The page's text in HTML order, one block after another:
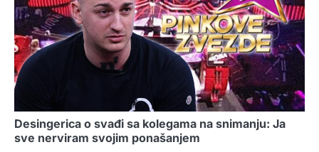
Desingerica o svađi sa kolegama na snimanju: Ja
sve nerviram svojim ponašanjem